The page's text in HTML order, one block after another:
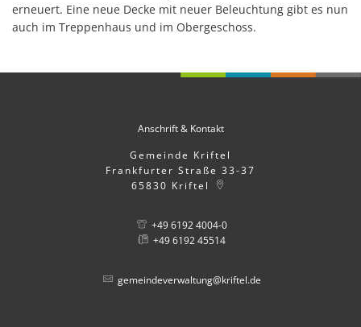
erneuert. Eine neue Decke mit neuer Beleuchtung gibt es nun
auch im Treppenhaus und im Obergeschoss.
Anschrift & Kontakt
Gemeinde Kriftel
Frankfurter Straße 33-37
65830 Kriftel
+49 6192 4004-0
+49 6192 45514
gemeindeverwaltung@kriftel.de